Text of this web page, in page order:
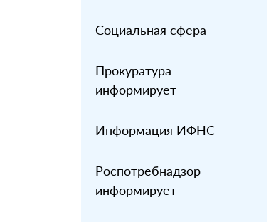
Социальная сфера
Прокуратура
информирует
Информация ИФНС
Роспотребнадзор
информирует